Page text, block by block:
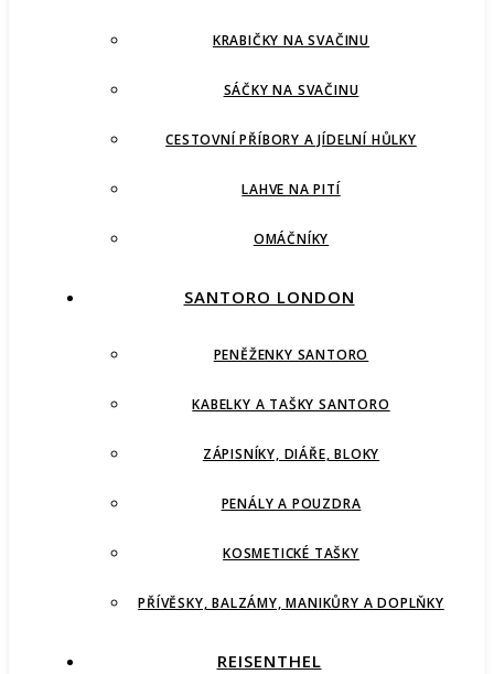
KRABIČKY NA SVAČINU
SÁČKY NA SVAČINU
CESTOVNÍ PŘÍBORY A JÍDELNÍ HŮLKY
LAHVE NA PITÍ
OMÁČNÍKY
SANTORO LONDON
PENĚŽENKY SANTORO
KABELKY A TAŠKY SANTORO
ZÁPISNÍKY, DIÁŘE, BLOKY
PENÁLY A POUZDRA
KOSMETICKÉ TAŠKY
PŘÍVĚSKY, BALZÁMY, MANIKŮRY A DOPLŇKY
REISENTHEL